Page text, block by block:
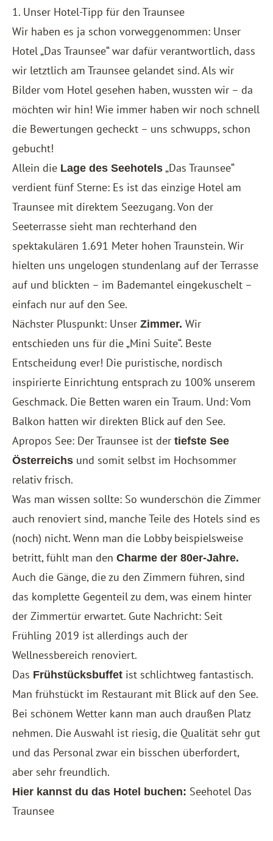
1. Unser Hotel-Tipp für den Traunsee
Wir haben es ja schon vorweggenommen: Unser
Hotel„Das Traunsee“war dafür verantwortlich, dass
wir letztlich am Traunsee gelandet sind. Als wir
Bilder vom Hotel gesehen haben, wussten wir – da
möchten wir hin! Wie immer haben wir noch schnell
die Bewertungen gecheckt – uns schwupps, schon
gebucht!
Allein die Lage des Seehotels „Das Traunsee“
verdient fünf Sterne: Es ist das einzige Hotel am
Traunsee mit direktem Seezugang. Von der
Seeterrasse sieht man rechterhand den
spektakulären 1.691 Meter hohen Traunstein. Wir
hielten uns ungelogen stundenlang auf der Terrasse
auf und blickten – im Bademantel eingekuschelt –
einfach nur auf den See.
Nächster Pluspunkt: Unser Zimmer. Wir
entschieden uns für die „Mini Suite“. Beste
Entscheidung ever! Die puristische, nordisch
inspirierte Einrichtung entsprach zu 100% unserem
Geschmack. Die Betten waren ein Traum. Und: Vom
Balkon hatten wir direkten Blick auf den See.
Apropos See: Der Traunsee ist der tiefste See
Österreichs und somit selbst im Hochsommer
relativ frisch.
Was man wissen sollte: So wunderschön die Zimmer
auch renoviert sind, manche Teile des Hotels sind es
(noch) nicht. Wenn man die Lobby beispielsweise
betritt, fühlt man den Charme der 80er-Jahre.
Auch die Gänge, die zu den Zimmern führen, sind
das komplette Gegenteil zu dem, was einem hinter
der Zimmertür erwartet. Gute Nachricht: Seit
Frühling 2019 ist allerdings auch der
Wellnessbereich renoviert.
Das Frühstücksbuffet ist schlichtweg fantastisch.
Man frühstückt im Restaurant mit Blick auf den See.
Bei schönem Wetter kann man auch draußen Platz
nehmen. Die Auswahl ist riesig, die Qualität sehr gut
und das Personal zwar ein bisschen überfordert,
aber sehr freundlich.
Hier kannst du das Hotel buchen: Seehotel Das
Traunsee